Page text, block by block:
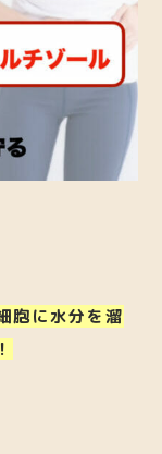
胞に水分を溜